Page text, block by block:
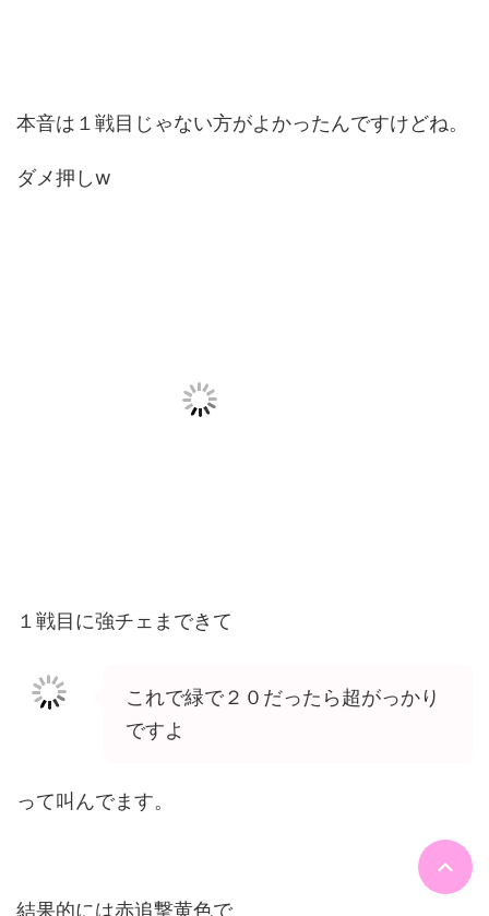
本音は１戦目じゃない方がよかったんですけどね。
ダメ押しw
１戦目に強チェまできて
これで緑で２０だったら超がっかり
ですよ
って叫んでます。
結果的には赤追撃黄色で